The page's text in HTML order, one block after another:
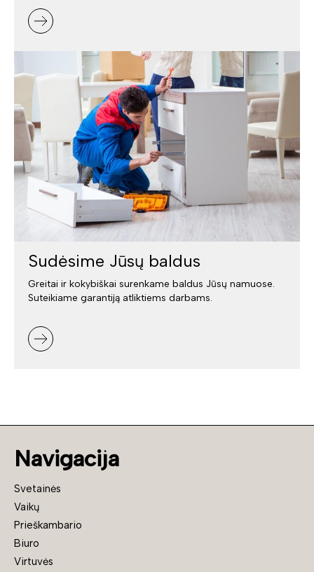
Sudėsime Jūsų baldus
Greitai ir kokybiškai surenkame baldus Jūsų namuose.
Suteikiame garantiją atliktiems darbams.
Navigacija
Svetainės
Vaikų
Prieškambario
Biuro
Virtuvės